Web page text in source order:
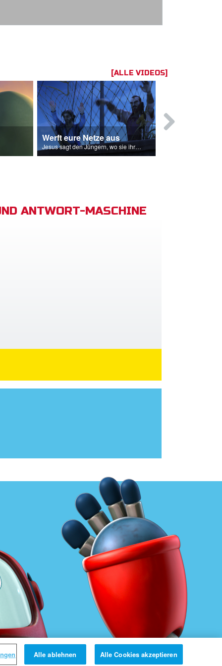
[ALLE VIDEOS]
Werft eure Netze aus
Jesus sagt den Jüngern, wo sie ihre Netze auswerfen sollen.
ANTWORT-MASCHINE
Alle ablehnen Alle Cookies akzeptieren